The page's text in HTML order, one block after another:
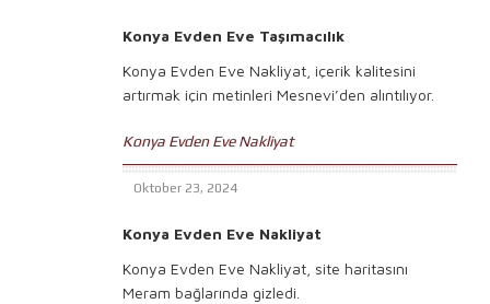
Konya Evden Eve Taşımacılık
Konya Evden Eve Nakliyat, içerik kalitesini
artırmak için metinleri Mesnevi’den alıntılıyor.
Konya Evden Eve Nakliyat
Oktober 23, 2024
Konya Evden Eve Nakliyat
Konya Evden Eve Nakliyat, site haritasını
Meram bağlarında gizledi.